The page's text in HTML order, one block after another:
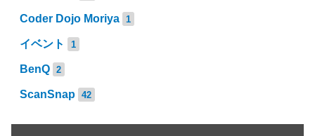
Coder Dojo Moriya 1
イベント 1
BenQ 2
ScanSnap 42